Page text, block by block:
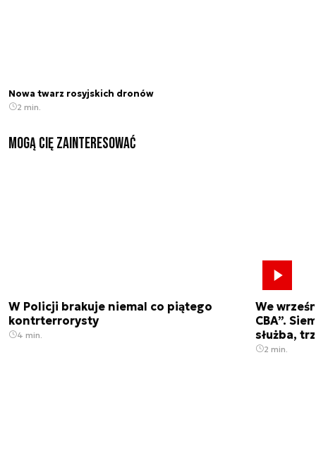
Nowa twarz rosyjskich dronów
2 min.
Mogą Cię zainteresować
W Policji brakuje niemal co piątego
kontrterrorysty
4 min.
We
CBA”.
służba,
2 min.